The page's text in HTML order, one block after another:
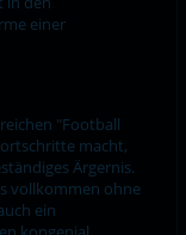
einer
"Football
macht,
Ärgernis.
vollkommen ohne
ein